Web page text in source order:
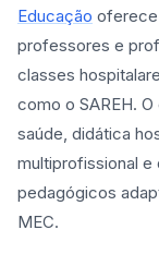
Educação oferece
professores e
classes
como o SAREH.
saúde, didática
multiprofissional
pedagógicos
MEC.